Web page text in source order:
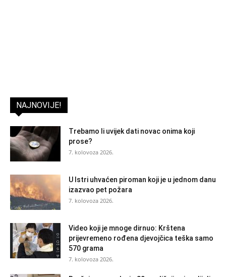
NAJNOVIJE!
Trebamo li uvijek dati novac onima koji
prose?
7. kolovoza 2026.
U Istri uhvaćen piroman koji je u jednom danu
izazvao pet požara
7. kolovoza 2026.
Video koji je mnoge dirnuo: Krštena
prijevremeno rođena djevojčica teška samo
570 grama
7. kolovoza 2026.